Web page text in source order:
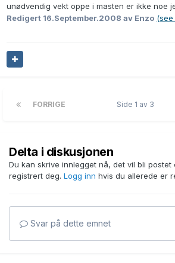
unødvendig vekt oppe i masten er ikke noe
Redigert 16.September.2008 av Enzo (see
FORRIGE Side 1 av 3
Delta i diskusjonen
Du kan skrive innlegget nå, det vil bli postet
registrert deg. Logg inn hvis du allerede er
Svar på dette emnet